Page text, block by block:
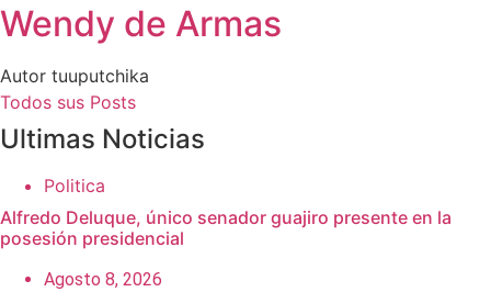
Wendy de Armas
Autor tuuputchika
Todos sus Posts
Ultimas Noticias
Politica
Alfredo Deluque, único senador guajiro presente en la
posesión presidencial
Agosto 8, 2026